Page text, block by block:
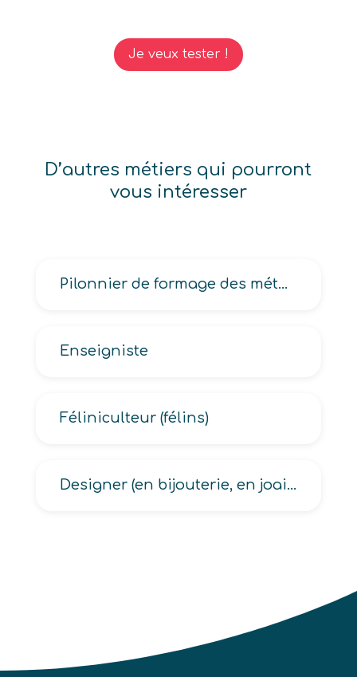
Je veux tester !
D’autres métiers qui pourront
vous intéresser
Pilonnier de formage des métaux
Enseigniste
Féliniculteur (félins)
Designer (en bijouterie, en joaillerie, textile)